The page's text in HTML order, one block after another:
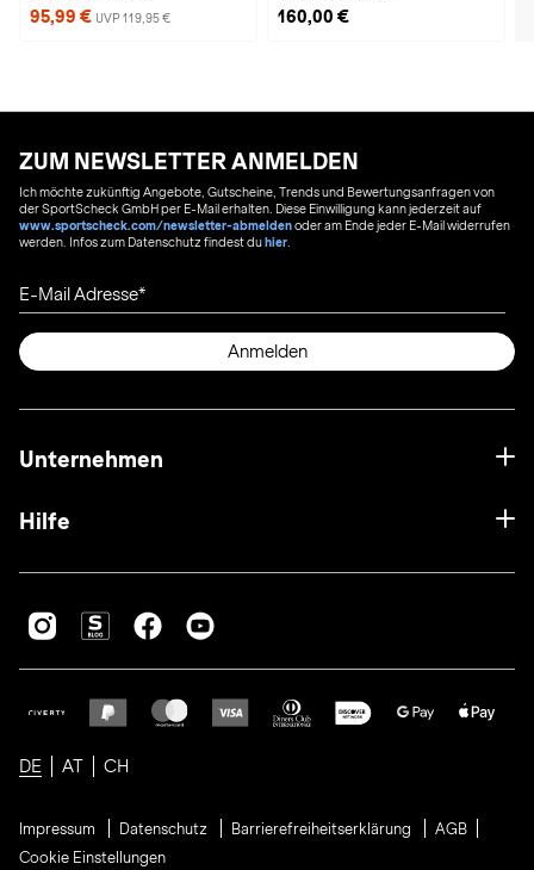
95,99 € UVP 119,95 € 160,00 €
ZUM NEWSLETTER ANMELDEN
Ich möchte zukünftig Angebote, Gutscheine, Trends und Bewertungsanfragen von
der SportScheck GmbH per E-Mail erhalten. Diese Einwilligung kann jederzeit auf
www.sportscheck.com/newsletter-abmeldenoder am Ende jeder E-Mail widerrufen
werden. Infos zum Datenschutz findest duhier
E-Mail Adresse
Anmelden
Unternehmen
Hilfe
DE AT CH
Impressum Datenschutz Barrierefreiheitserklärung
AGB
Cookie Einstellungen